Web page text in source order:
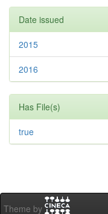
Date issued
2015
2016
Has File(s)
true
Theme by